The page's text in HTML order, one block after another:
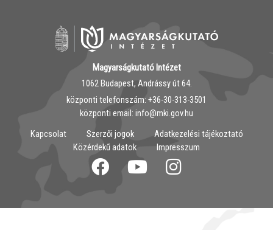
Magyarságkutató Intézet
1062 Budapest, Andrássy út 64.
központi telefonszám: ‭+36-30-313-3501
központi email: info@mki.gov.hu
Kapcsolat
Szerzői jogok
Adatkezelési tájékoztató
Közérdekű adatok
Impresszum